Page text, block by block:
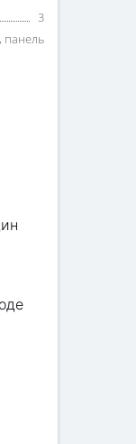
3
панель